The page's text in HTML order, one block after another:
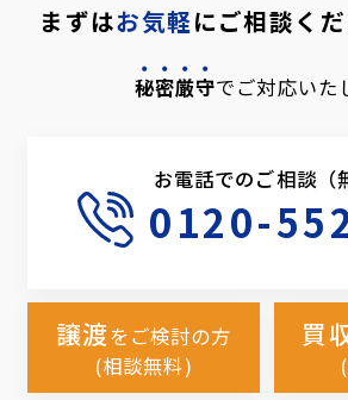
まずはお気軽にご相談く
秘密厳守でご対応いた
お電話でのご相談（
0120-
譲渡をご検討の方
(相談無料)
買